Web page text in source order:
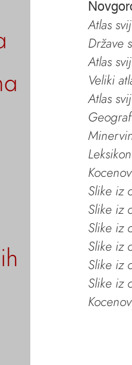
Atlas
Države
Atlas
Veliki
Atlas
Slike iz
Slike iz
Slike iz
Slike iz
Slike iz
Slike iz